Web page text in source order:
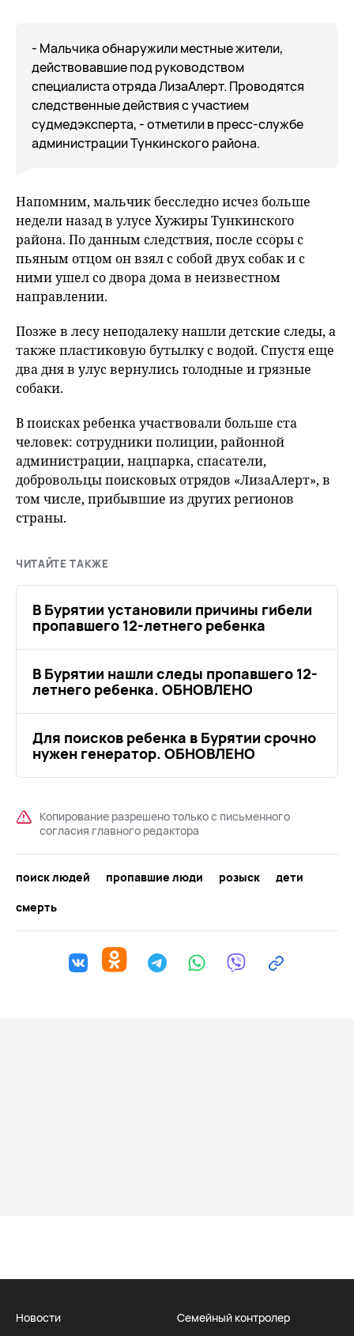
- Мальчика обнаружили местные жители,
действовавшие под руководством
специалиста отряда ЛизаАлерт. Проводятся
следственные действия с участием
судмедэксперта, - отметили в пресс-службе
администрации Тункинского района.
Напомним, мальчик бесследно исчез больше
недели назад в улусе Хужиры Тункинского
района. По данным следствия, после ссоры с
пьяным отцом он взял с собой двух собак и с
ними ушел со двора дома в неизвестном
направлении.
Позже в лесу неподалеку нашли детские следы, а
также пластиковую бутылку с водой. Спустя еще
два дня в улус вернулись голодные и грязные
собаки.
В поисках ребенка участвовали больше ста
человек: сотрудники полиции, районной
администрации, нацпарка, спасатели,
добровольцы поисковых отрядов «ЛизаАлерт», в
том числе, прибывшие из других регионов
страны.
ЧИТАЙТЕ ТАКЖЕ
В Бурятии установили причины гибели
пропавшего 12-летнего ребенка
В Бурятии нашли следы пропавшего 12-
летнего ребенка. ОБНОВЛЕНО
Для поисков ребенка в Бурятии срочно
нужен генератор. ОБНОВЛЕНО
Копирование разрешено только с письменного
согласия главного редактора
поиск людей пропавшие люди розыск
дети
смерть
Новости
Семейный контролер